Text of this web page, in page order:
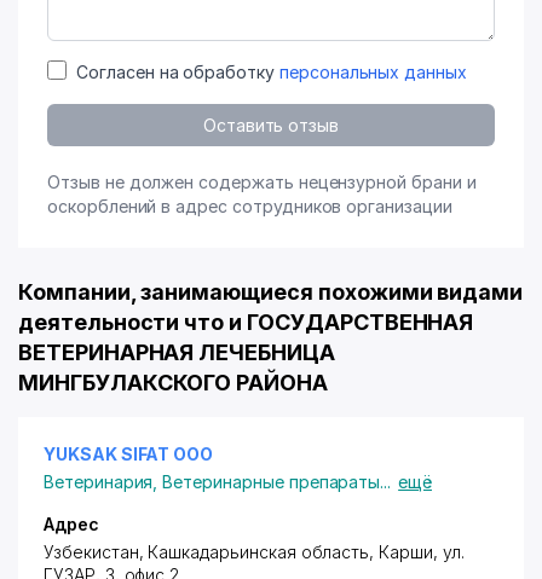
Согласен на обработку персональных данных
Оставить отзыв
Отзыв не должен содержать нецензурной брани и
оскорблений в адрес сотрудников организации
Компании, занимающиеся похожими видами
деятельности что и ГОСУДАРСТВЕННАЯ
ВЕТЕРИНАРНАЯ ЛЕЧЕБНИЦА
МИНГБУЛАКСКОГО РАЙОНА
YUKSAK SIFAT ООО
Ветеринария ,Ветеринарные препараты... ещё
Адрес
Узбекистан, Кашкадарьинская область, Карши, ул.
ГУЗАР, 3, офис 2